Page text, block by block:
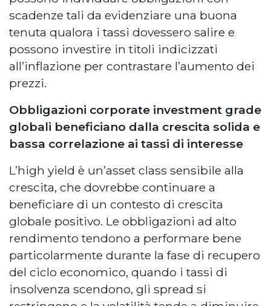
scadenze tali da evidenziare una buona
tenuta qualora i tassi dovessero salire e
possono investire in titoli indicizzati
all’inflazione per contrastare l’aumento dei
prezzi.
Obbligazioni corporate investment grade
globali beneficiano dalla crescita solida e
bassa correlazione ai tassi di interesse
L’high yield è un’asset class sensibile alla
crescita, che dovrebbe continuare a
beneficiare di un contesto di crescita
globale positivo. Le obbligazioni ad alto
rendimento tendono a performare bene
particolarmente durante la fase di recupero
del ciclo economico, quando i tassi di
insolvenza scendono, gli spread si